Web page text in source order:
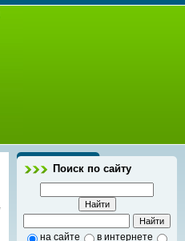
Поиск по сайту
на сайте
в интернете